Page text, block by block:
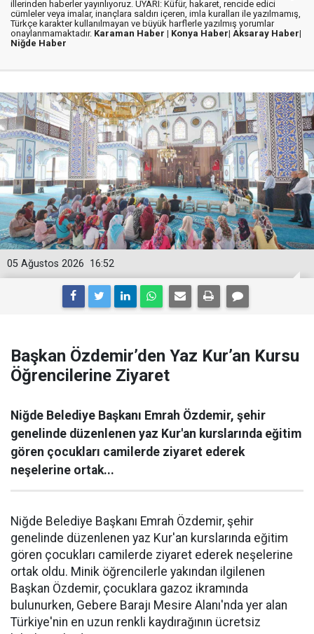
illerinden haberler yayınlıyoruz. UYARI: Küfür, hakaret, rencide edici
cümleler veya imalar, inançlara saldırı içeren, imla kuralları ile yazılmamış,
Türkçe karakter kullanılmayan ve büyük harflerle yazılmış yorumlar
onaylanmamaktadır. Karaman Haber | Konya Haber| Aksaray Haber|
Niğde Haber
16:52
05 Ağustos 2026
Başkan Özdemir’den Yaz Kur’an Kursu
Öğrencilerine Ziyaret
Niğde Belediye Başkanı Emrah Özdemir, şehir
genelinde düzenlenen yaz Kur'an kurslarında eğitim
gören çocukları camilerde ziyaret ederek
neşelerine ortak...
Niğde Belediye Başkanı Emrah Özdemir, şehir
genelinde düzenlenen yaz Kur'an kurslarında eğitim
gören çocukları camilerde ziyaret ederek neşelerine
ortak oldu. Minik öğrencilerle yakından ilgilenen
Başkan Özdemir, çocuklara gazoz ikramında
bulunurken, Gebere Barajı Mesire Alanı'nda yer alan
Türkiye'nin en uzun renkli kaydırağının ücretsiz